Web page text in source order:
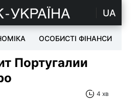
UA
ОСОБИСТІ ФІНАНСИ
Португалии
4 хв